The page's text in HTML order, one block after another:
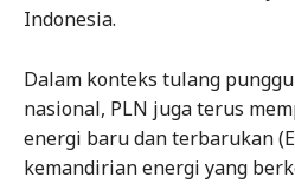
Indonesia.
Dalam konteks tulang
nasional, PLN juga terus
energi baru dan terbarukan
kemandirian energi yang